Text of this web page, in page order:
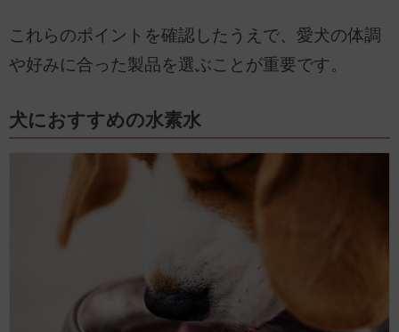
これらのポイントを確認したうえで、愛犬の体調
や好みに合った製品を選ぶことが重要です。
犬におすすめの水素水